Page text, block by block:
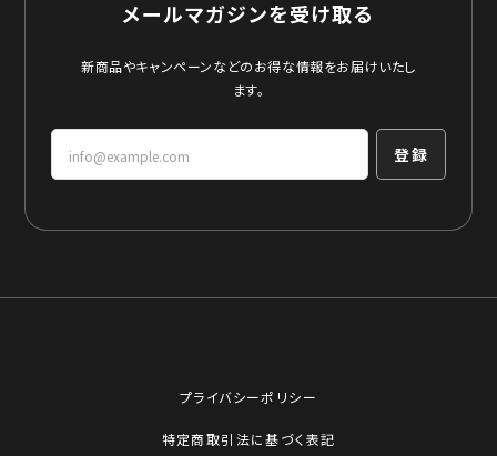
メールマガジンを受け取る
新商品やキャンペーンなどのお得な情報をお届けいたし
ます。
登録
プライバシーポリシー
特定商取引法に基づく表記